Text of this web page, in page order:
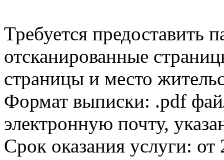
Требуется предоставить
отсканированные
страницы и место
Формат выписки: .pdf
электронную почту,
Срок оказания услуги: от